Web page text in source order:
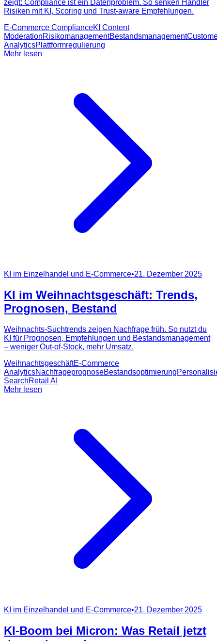
zeigt: Compliance ist ein Datenproblem. So senken Händler
Risiken mit KI, Scoring und Trust-aware Empfehlungen.
E-Commerce ComplianceKI Content
ModerationRisikomanagementBestandsmanagement
AnalyticsPlattformregulierung
Mehr lesen
KI im Einzelhandel und E-Commerce•21. Dezember 2025
KI im Weihnachtsgeschäft: Trends,
Prognosen, Bestand
Weihnachts-Suchtrends zeigen Nachfrage früh. So nutzt du
KI für Prognosen, Empfehlungen und Bestandsmanagement
– weniger Out-of-Stock, mehr Umsatz.
WeihnachtsgeschäftE-Commerce
AnalyticsNachfrageprognoseBestandsoptimierung
SearchRetail AI
Mehr lesen
KI im Einzelhandel und E-Commerce•21. Dezember 2025
KI-Boom bei Micron: Was Retail jetzt